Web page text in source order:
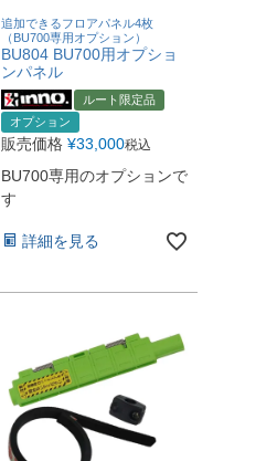
追加できるフロアパネル4枚
（BU700専用オプション）
BU804 BU700用オプショ
ンパネル
ルート限定品
オプション
販売価格 ¥33,000税込
BU700専用のオプションで
す
詳細を見る